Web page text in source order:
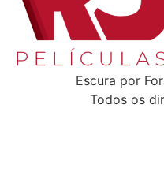
Escura por
Todos os